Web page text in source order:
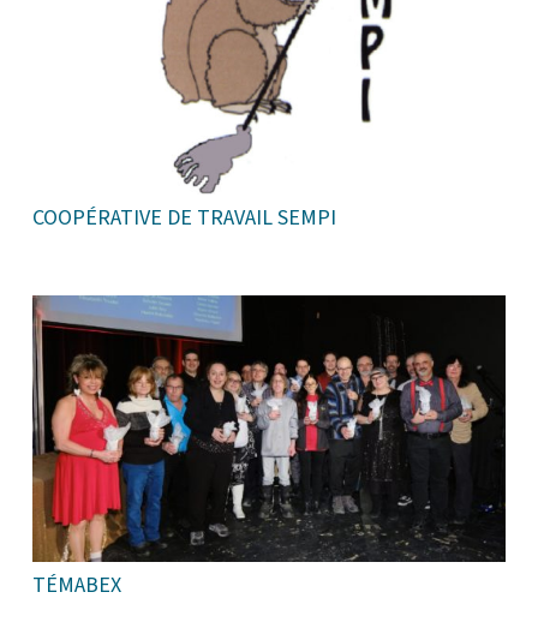
COOPÉRATIVE DE TRAVAIL SEMPI
TÉMABEX